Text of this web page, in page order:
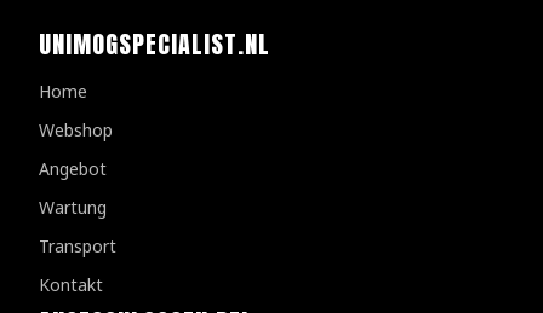
UNIMOGSPECIALIST.NL
Home
Webshop
Angebot
Wartung
Transport
Kontakt